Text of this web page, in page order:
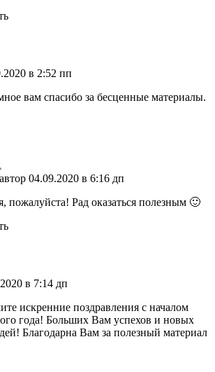
в 2:52 пп
вам спасибо за бесценные материалы.
автор 04.09.2020 в 6:16 дп
пожалуйста! Рад оказаться полезным 🙂
в 7:14 дп
искренние поздравления с началом
года! Больших Вам успехов и новых
Благодарна Вам за полезный материал